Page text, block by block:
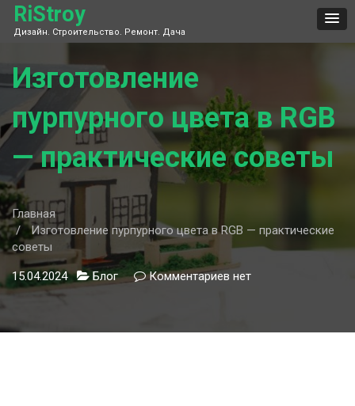
Skip
content
RiStroy
Дизайн. Строительство. Ремонт. Дача
Изготовление
пурпурного цвета в RGB
— практические советы
Главная
Изготовление пурпурного цвета в RGB — практические
советы
15.04.2024 Блог Комментариев кнет